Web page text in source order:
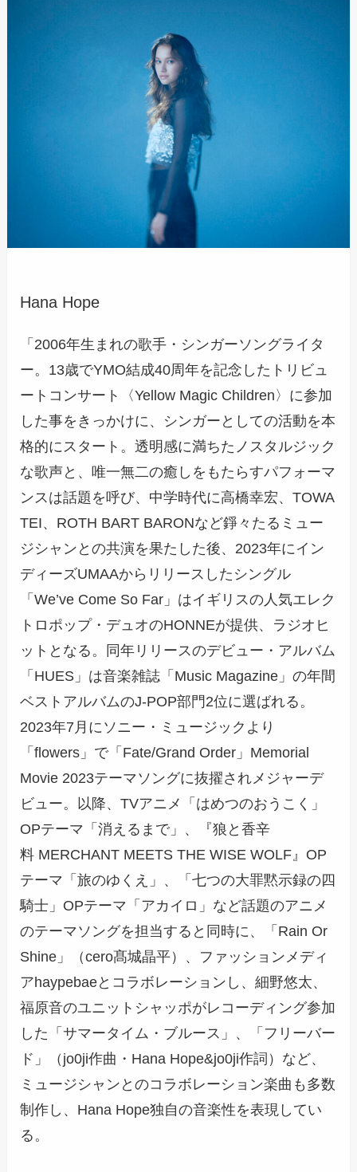
Hana Hope
「2006年生まれの歌手・シンガーソングライタ
ー。13歳でYMO結成40周年を記念したトリビュ
ートコンサート〈Yellow Magic Children〉に参加
した事をきっかけに、シンガーとしての活動を本
格的にスタート。透明感に満ちたノスタルジック
な歌声と、唯一無二の癒しをもたらすパフォーマ
ンスは話題を呼び、中学時代に高橋幸宏、TOWA
TEI、ROTH BART BARONなど錚々たるミュー
ジシャンとの共演を果たした後、2023年にイン
ディーズUMAAからリリースしたシングル
「We’ve Come So Far」はイギリスの人気エレク
トロポップ・デュオのHONNEが提供、ラジオヒ
ットとなる。同年リリースのデビュー・アルバム
「HUES」は音楽雑誌「Music Magazine」の年間
ベストアルバムのJ-POP部門2位に選ばれる。
2023年7月にソニー・ミュージックより
「flowers」で「Fate/Grand Order」Memorial
Movie 2023テーマソングに抜擢されメジャーデ
ビュー。以降、TVアニメ「はめつのおうこく」
OPテーマ「消えるまで」、『狼と香辛
料 MERCHANT MEETS THE WISE WOLF』OP
テーマ「旅のゆくえ」、「七つの大罪黙示録の四
騎士」OPテーマ「アカイロ」など話題のアニメ
のテーマソングを担当すると同時に、「Rain Or
Shine」（cero髙城晶平）、ファッションメディ
アhaypebaeとコラボレーションし、細野悠太、
福原音のユニットシャッポがレコーディング参加
した「サマータイム・ブルース」、「フリーバー
ド」（jo0ji作曲・Hana Hope&jo0ji作詞）など、
ミュージシャンとのコラボレーション楽曲も多数
制作し、Hana Hope独自の音楽性を表現してい
る。